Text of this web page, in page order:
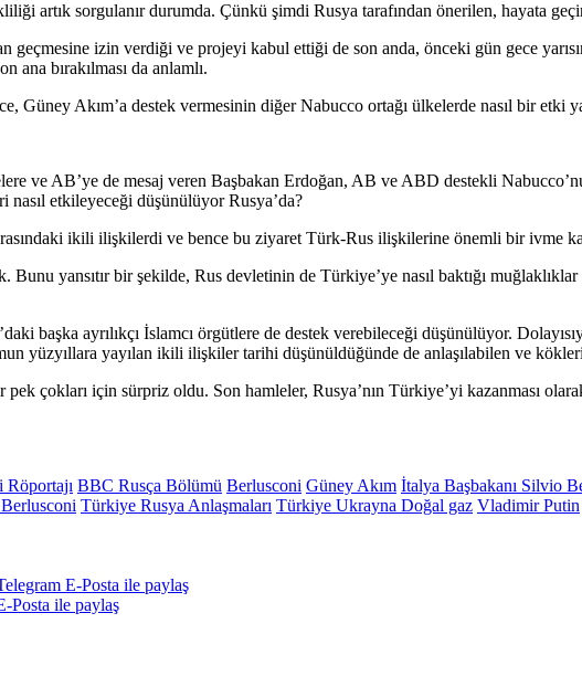
artık sorgulanır durumda. Çünkü şimdi Rusya tarafından önerilen, hayata
geçmesine izin verdiği ve projeyi kabul ettiği de son anda, önceki gün gece
ana bırakılması da anlamlı.
Güney Akım’a destek vermesinin diğer Nabucco ortağı ülkelerde nasıl bir etki
ve AB’ye de mesaj veren Başbakan Erdoğan, AB ve ABD destekli
etkileyeceği düşünülüyor Rusya’da?
ikili ilişkilerdi ve bence bu ziyaret Türk-Rus ilişkilerine önemli bir ivme
Bunu yansıtır bir şekilde, Rus devletinin de Türkiye’ye nasıl baktığı
başka ayrılıkçı İslamcı örgütlere de destek verebileceği düşünülüyor.
yüzyıllara yayılan ikili ilişkiler tarihi düşünüldüğünde de anlaşılabilen ve
çokları için sürpriz oldu. Son hamleler, Rusya’nın Türkiye’yi kazanması
BBC Rusça Bölümü Berlusconi Güney Akım İtalya Başbakanı Silvio
Türkiye Rusya Anlaşmaları Türkiye Ukrayna Doğal gaz Vladimir Putin
E-Posta ile paylaş
Posta ile paylaş